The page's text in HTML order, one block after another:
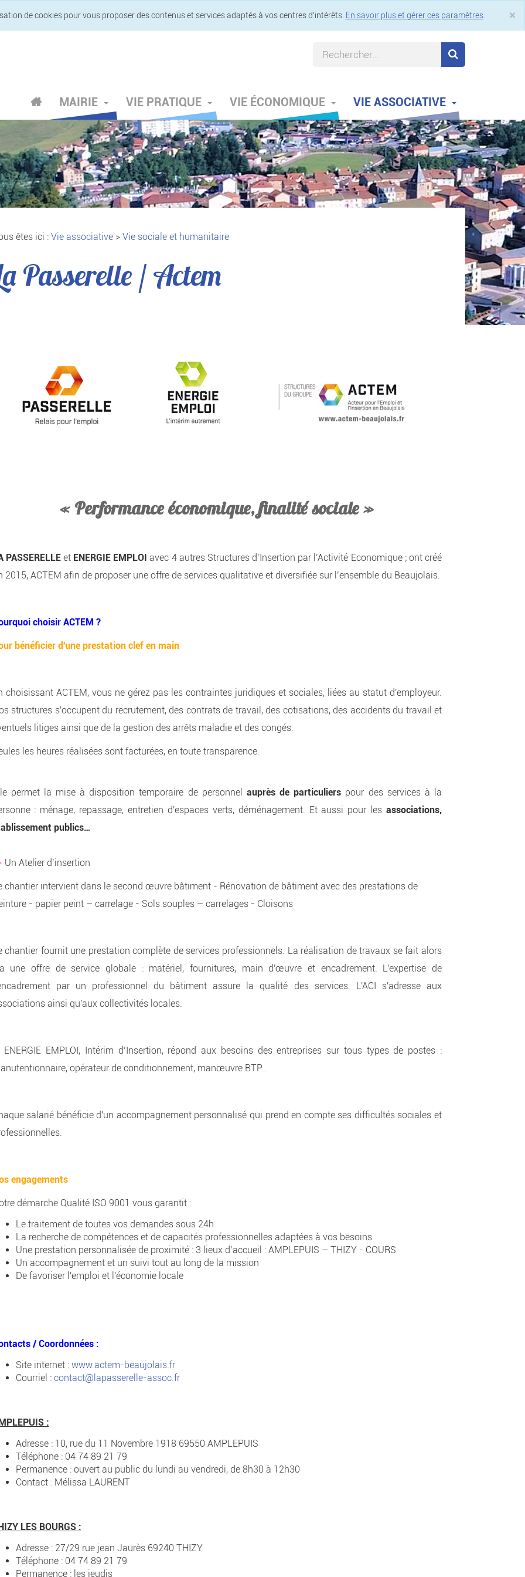
×
de cookies pour vous proposer des contenus et services adaptés à vos centres d’intérêts. En savoir plus et gérer ces paramètres.
MAIRIE VIE PRATIQUE VIE ÉCONOMIQUE VIE ASSOCIATIVE
êtes ici : Vie associative > Vie sociale et humanitaire
Passerelle / Actem
« Performance économique, finalité sociale »
PASSERELLEet ENERGIE EMPLOIavec 4 autres Structures d’Insertion par l’Activité Economique ; ont créé
2015, ACTEM afin de proposer une offre de services qualitative et diversifiée sur l’ensemble du Beaujolais.
choisir ACTEM ?
bénéficier d'une prestation clef en main
choisissant ACTEM, vous ne gérez pas les contraintes juridiques et sociales, liées au statut d'employeur.
structures s'occupent du recrutement, des contrats de travail, des cotisations, des accidents du travail et
litiges ainsi que de la gestion des arrêts maladie et des congés.
les heures réalisées sont facturées, en toute transparence.
permet la mise à disposition temporaire de personnel auprès de particuliers pour des services à la
: ménage, repassage, entretien d'espaces verts, déménagement. Et aussi pour les associations,
publics…
Un Atelier d’insertion
chantier intervient dans le second œuvre bâtiment - Rénovation de bâtiment avec des prestations de
- papier peint – carrelage - Sols souples – carrelages - Cloisons
chantier fournit une prestation complète de services professionnels. La réalisation de travaux se fait alors
une offre de service globale : matériel, fournitures, main d'œuvre et encadrement. L'expertise de
par un professionnel du bâtiment assure la qualité des services. L'ACI s'adresse aux
ainsi qu'aux collectivités locales.
ENERGIE EMPLOI, Intérim d’Insertion, répond aux besoins des entreprises sur tous types de postes :
opérateur de conditionnement, manœuvre BTP…
salarié bénéficie d'un accompagnement personnalisé qui prend en compte ses difficultés sociales et
engagements
démarche Qualité ISO 9001 vous garantit :
Le traitement de toutes vos demandes sous 24h
La recherche de compétences et de capacités professionnelles adaptées à vos besoins
Une prestation personnalisée de proximité : 3 lieux d’accueil : AMPLEPUIS – THIZY - COURS
Un accompagnement et un suivi tout au long de la mission
De favoriser l'emploi et l'économie locale
/ Coordonnées :
Site internet : www.actem-beaujolais.fr
Courriel : contact@lapasserelle-assoc.fr
:
Adresse : 10, rue du 11 Novembre 1918 69550 AMPLEPUIS
Téléphone : 04 74 89 21 79
Permanence : ouvert au public du lundi au vendredi, de 8h30 à 12h30
Contact : Mélissa LAURENT
LES BOURGS :
Adresse : 27/29 rue jean Jaurès 69240 THIZY
Téléphone : 04 74 89 21 79
Permanence : les jeudis